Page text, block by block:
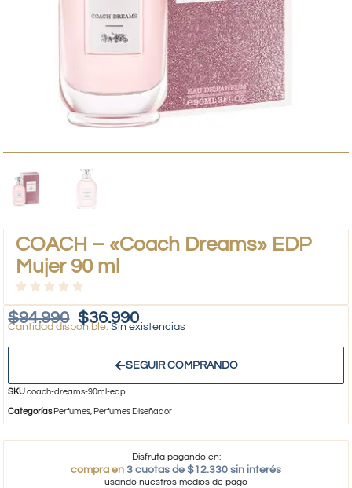
COACH – «Coach Dreams» EDP
Mujer 90 ml
$94.990 $36.990
Sin existencias
SEGUIR COMPRANDO
SKUcoach-dreams-90ml-edp
Categorías Perfumes, Perfumes Diseñador
Disfruta pagando en:
compra en 3 cuotas de $12.330 sin interés
usando nuestros medios de pago